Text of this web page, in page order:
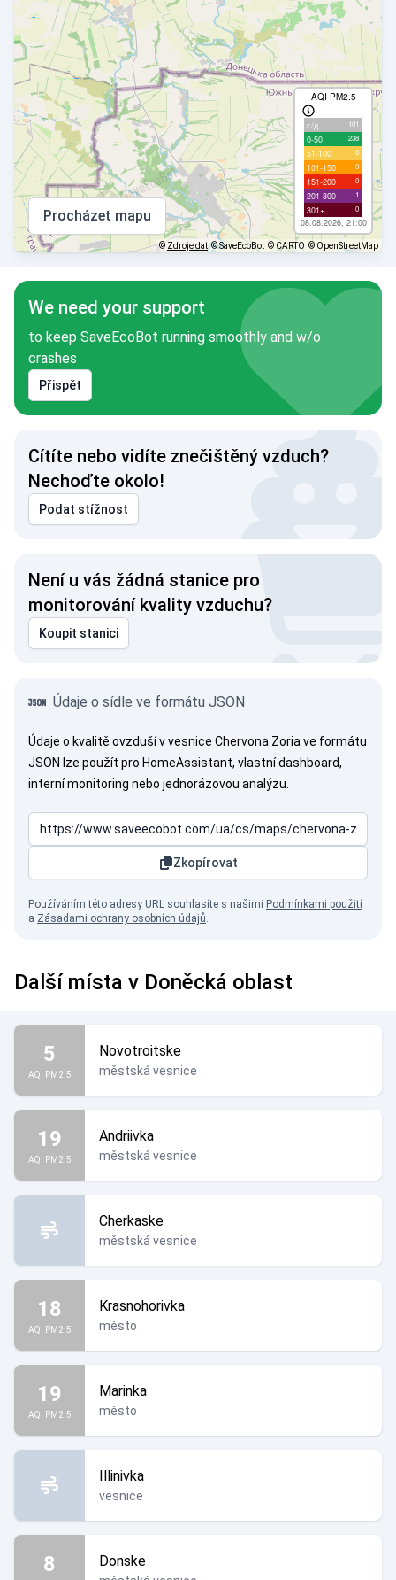
AQI PM2.5
с/д 101
0-50 238
51-100 10
101-150 0
151-200 0
201-300 1
301+ 0
08.08.2026, 21:00
Procházet mapu
© Zdroje dat © SaveEcoBot © CARTO © OpenStreetMap
We need your support
to keep SaveEcoBot running smoothly and w/o
crashes
Přispět
Cítíte nebo vidíte znečištěný vzduch?
Nechoďte okolo!
Podat stížnost
Není u vás žádná stanice pro
monitorování kvality vzduchu?
Koupit stanici
Údaje o sídle ve formátu JSON
Údaje o kvalitě ovzduší v vesnice Chervona Zoria ve formátu
JSON lze použít pro HomeAssistant, vlastní dashboard,
interní monitoring nebo jednorázovou analýzu.
Zkopírovat
Používáním této adresy URL souhlasíte s našimi Podmínkami použití
a Zásadami ochrany osobních údajů.
Další místa v Doněcká oblast
5
AQI PM2.5
Novotroitske
městská vesnice
19
AQI PM2.5
Andriivka
městská vesnice
Cherkaske
městská vesnice
18
AQI PM2.5
Krasnohorivka
město
19
AQI PM2.5
Marinka
město
Illinivka
vesnice
8 Donske